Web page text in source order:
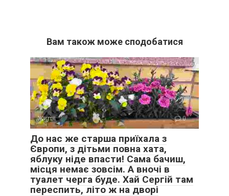
Вам також може сподобатися
Життя 0
До нас же старша приїхала з
Європи, з дітьми повна хата,
яблуку ніде впасти! Сама бачиш,
місця немає зовсім. А вночі в
туалет черга буде. Хай Сергій там
переспить, літо ж на дворі